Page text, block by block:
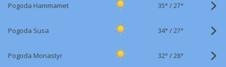
Pogoda Hammamet 35° /27°
Pogoda Susa 34° /27°
Pogoda Monastyr 32° /28°